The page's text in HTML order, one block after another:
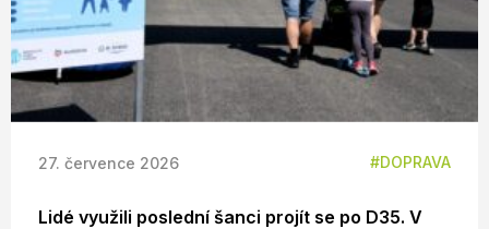
27. července 2026 DOPRAVA
Lidé využili poslední šanci projít se po D35. V